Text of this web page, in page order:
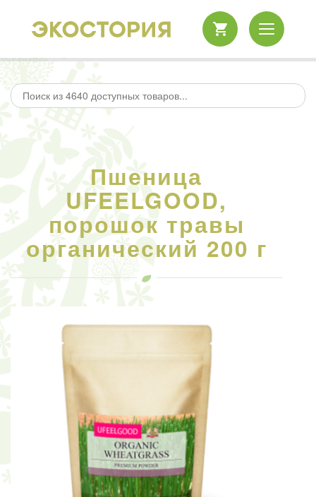
Пшеница
UFEELGOOD,
порошок травы
органический 200 г